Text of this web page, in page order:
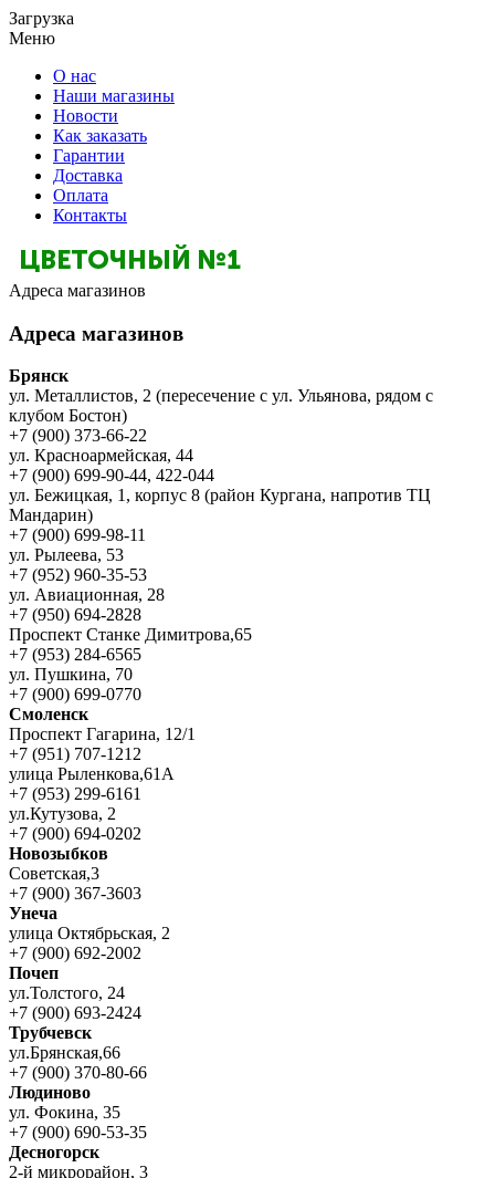
Загрузка
Меню
О нас
Наши магазины
Новости
Как заказать
Гарантии
Доставка
Оплата
Контакты
Адреса магазинов
Адреса магазинов
Брянск
ул. Металлистов, 2 (пересечение с ул. Ульянова, рядом с
клубом Бостон)
+7 (900) 373-66-22
ул. Красноармейская, 44
+7 (900) 699-90-44, 422-044
ул. Бежицкая, 1, корпус 8 (район Кургана, напротив ТЦ
Мандарин)
+7 (900) 699-98-11
ул. Рылеева, 53
+7 (952) 960-35-53
ул. Авиационная, 28
+7 (950) 694-2828
Проспект Станке Димитрова,65
+7 (953) 284-6565
ул. Пушкина, 70
+7 (900) 699-0770
Смоленск
Проспект Гагарина, 12/1
+7 (951) 707-1212
улица Рыленкова,61А
+7 (953) 299-6161
ул.Кутузова, 2
+7 (900) 694-0202
Новозыбков
Советская,3
+7 (900) 367-3603
Унеча
улица Октябрьская, 2
+7 (900) 692-2002
Почеп
ул.Толстого, 24
+7 (900) 693-2424
Трубчевск
ул.Брянская,66
+7 (900) 370-80-66
Людиново
ул. Фокина, 35
+7 (900) 690-53-35
Десногорск
2-й микрорайон, 3